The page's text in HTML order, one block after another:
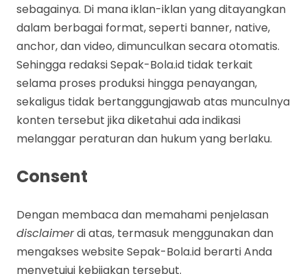
sebagainya. Di mana iklan-iklan yang ditayangkan
dalam berbagai format, seperti banner, native,
anchor, dan video, dimunculkan secara otomatis.
Sehingga redaksi Sepak-Bola.id tidak terkait
selama proses produksi hingga penayangan,
sekaligus tidak bertanggungjawab atas munculnya
konten tersebut jika diketahui ada indikasi
melanggar peraturan dan hukum yang berlaku.
Consent
Dengan membaca dan memahami penjelasan
disclaimerdi atas, termasuk menggunakan dan
mengakses website Sepak-Bola.id berarti Anda
menyetujui kebijakan tersebut.